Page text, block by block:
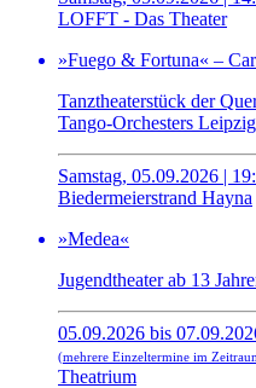
LOFFT - Das Theater
»Fuego & Fortuna« –
Tanztheaterstück der
Tango-Orchesters Leipzig
Samstag, 05.09.2026 |
Biedermeierstrand Hayna
»Medea«
Jugendtheater ab 13
05.09.2026 bis
(mehrere Einzeltermine im
Theatrium